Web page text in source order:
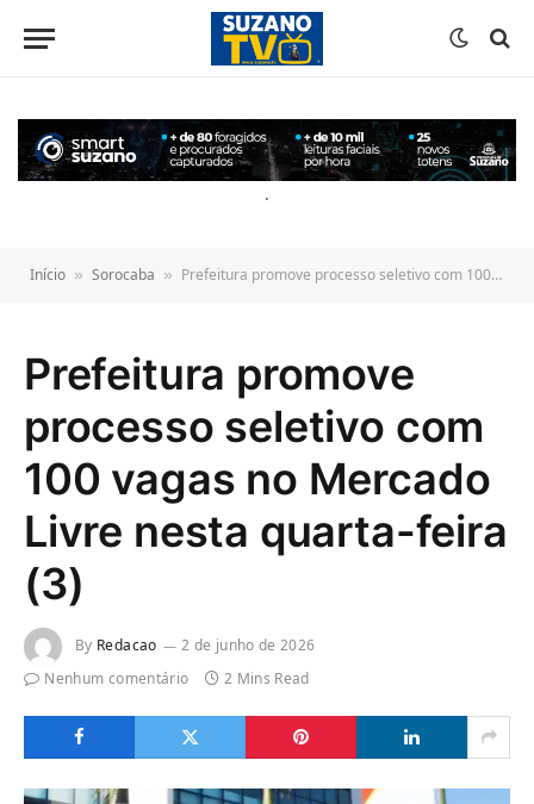
conteúdo
.
Início » Sorocaba » Prefeitura promove processo seletivo com 100 vagas no Mercado Livre nesta quarta-feira (3)
Prefeitura promove
processo seletivo com
100 vagas no Mercado
Livre nesta quarta-feira
(3)
By Redacao
2 de junho de 2026
Nenhum comentário
2 Mins Read